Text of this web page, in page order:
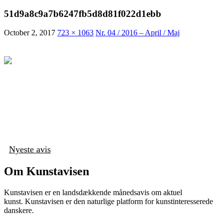
51d9a8c9a7b6247fb5d8d81f022d1ebb
October 2, 2017 723 × 1063 Nr. 04 / 2016 – April / Maj
Nyeste avis
Om Kunstavisen
Kunstavisen er en landsdækkende månedsavis om aktuel
kunst. Kunstavisen er den naturlige platform for kunstinteresserede
danskere.